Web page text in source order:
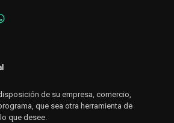
de su empresa, comercio,
que sea otra herramienta de
que desee.